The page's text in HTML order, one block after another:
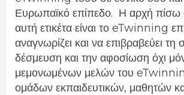
Ευρωπαϊκό επίπεδο. Η αρχή πίσω
αυτή ετικέτα είναι το eTwinning
αναγνωρίζει και να επιβραβεύει τη
δέσμευση και την αφοσίωση όχι
μεμονωμένων μελών του
ομάδων εκπαιδευτικών, μαθητών